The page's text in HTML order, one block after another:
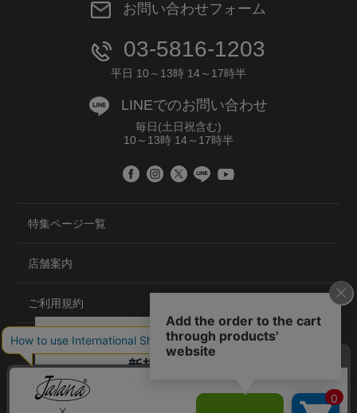
お問い合わせフォーム
03-5816-1203
平日 10～13時 14～17時半
LINEでのお問い合わせ
毎日(土日祝含む)
10～13時 14～17時半
特集ページ一覧
店舗案内
ご利用規約
プライバシーポリシー
特定商取引法について